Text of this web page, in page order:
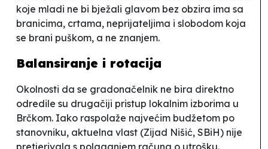
koje mladi ne bi bježali glavom bez obzira ima sa
branicima, crtama, neprijateljima i slobodom koja
se brani puškom, a ne znanjem.
Balansiranje i rotacija
Okolnosti da se gradonačelnik ne bira direktno
odredile su drugačiji pristup lokalnim izborima u
Brčkom. Iako raspolaže najvećim budžetom po
stanovniku, aktuelna vlast (Zijad Nišić, SBiH) nije